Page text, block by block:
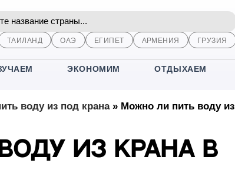
ТАИЛАНД ОАЭ ЕГИПЕТ АРМЕНИЯ ГРУЗИЯ
ЭКОНОМИМ ОТДЫХАЕМ
воду из под крана» Можно ли пить воду из
из крана в